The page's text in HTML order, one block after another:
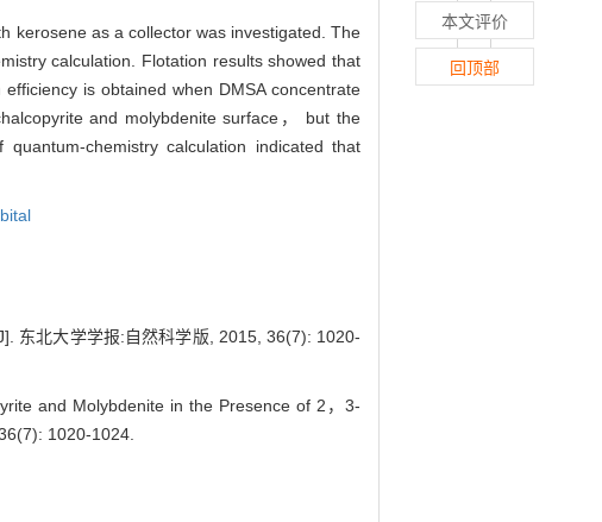
kerosene as a collector was investigated. The
calculation. Flotation results showed that
is obtained when DMSA concentrate
and molybdenite surface， but the
chemistry calculation indicated that
东北大学学报:自然科学版, 2015, 36(7): 1020-
and Molybdenite in the Presence of 2，3-
1020-1024.
本文评价
回顶部